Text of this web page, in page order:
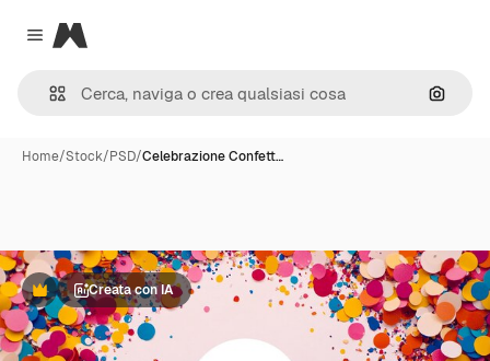
Close menu
Magnific
Cerca
Home/Stock/PSD/Celebrazione Confett…
PremiumCreata con IA